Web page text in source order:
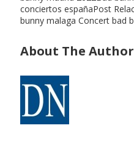
conciertos españaPost
bunny malaga Concert bad
About The Author